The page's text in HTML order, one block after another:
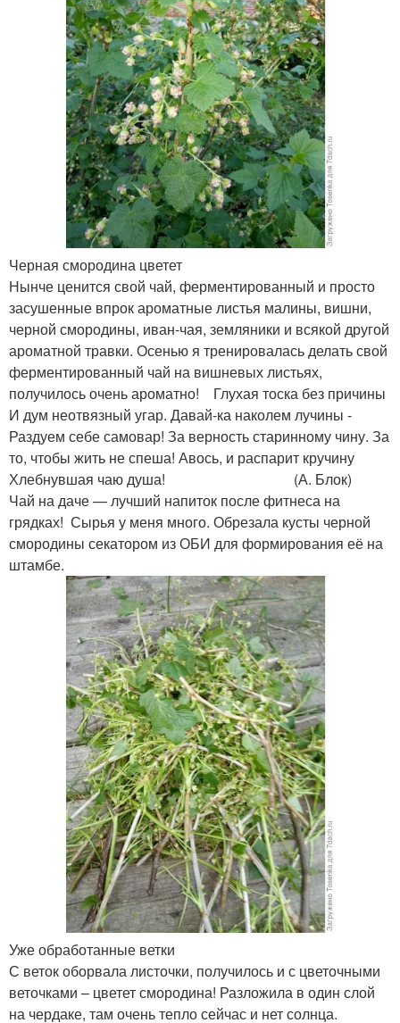
Черная смородина цветет
Нынче ценится свой чай, ферментированный и просто
засушенные впрок ароматные листья малины, вишни,
черной смородины, иван-чая, земляники и всякой другой
ароматной травки. Осенью я тренировалась делать свой
ферментированный чай на вишневых листьях,
получилось очень ароматно! Глухая тоска без причины
И дум неотвязный угар. Давай-ка наколем лучины -
Раздуем себе самовар! За верность старинному чину. За
то, чтобы жить не спеша! Авось, и распарит кручину
Хлебнувшая чаю душа! (А. Блок)
Чай на даче — лучший напиток после фитнеса на
грядках! Сырья у меня много. Обрезала кусты черной
смородины секатором из ОБИ для формирования её на
штамбе.
Уже обработанные ветки
С веток оборвала листочки, получилось и с цветочными
веточками – цветет смородина! Разложила в один слой
на чердаке, там очень тепло сейчас и нет солнца.